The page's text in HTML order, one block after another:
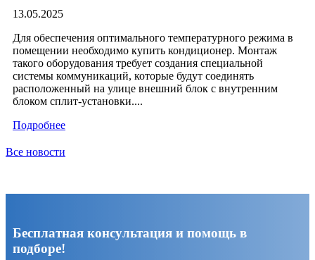
13.05.2025
Для обеспечения оптимального температурного режима в
помещении необходимо купить кондиционер. Монтаж
такого оборудования требует создания специальной
системы коммуникаций, которые будут соединять
расположенный на улице внешний блок с внутренним
блоком сплит-установки....
Подробнее
Все новости
Бесплатная консультация и помощь в
подборе!